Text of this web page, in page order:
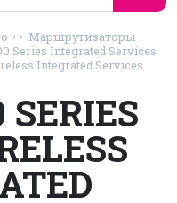
Маршрутизаторы
Series Integrated Services
Integrated Services
SERIES